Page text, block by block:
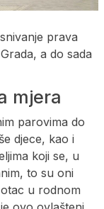
prava
a do sada
mjera
parovima do
djece, kao i
koji se, u
to su oni
u rodnom